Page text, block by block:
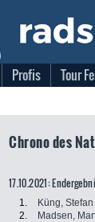
Profis Tour
Chrono des
17.10.2021:
1. Küng, Stefan
2.
Madsen,